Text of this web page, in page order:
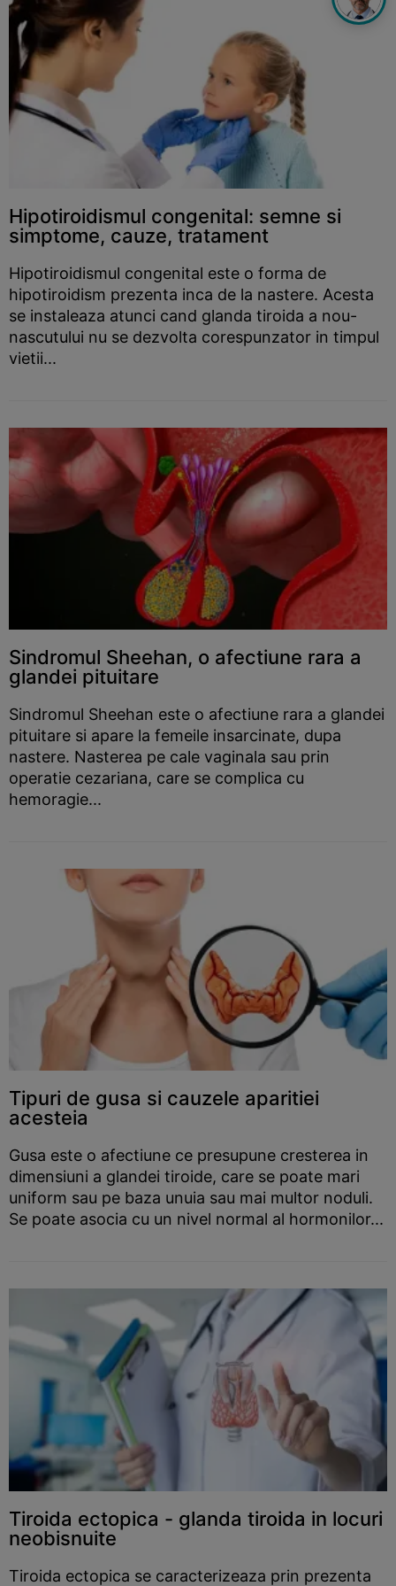
Hipotiroidismul congenital: semne si
simptome, cauze, tratament
Hipotiroidismul congenital este o forma de
hipotiroidism prezenta inca de la nastere. Acesta
se instaleaza atunci cand glanda tiroida a nou-
nascutului nu se dezvolta corespunzator in timpul
vietii...
Sindromul Sheehan, o afectiune rara a
glandei pituitare
Sindromul Sheehan este o afectiune rara a glandei
pituitare si apare la femeile insarcinate, dupa
nastere. Nasterea pe cale vaginala sau prin
operatie cezariana, care se complica cu
hemoragie...
Tipuri de gusa si cauzele aparitiei
acesteia
Gusa este o afectiune ce presupune cresterea in
dimensiuni a glandei tiroide, care se poate mari
uniform sau pe baza unuia sau mai multor noduli.
Se poate asocia cu un nivel normal al hormonilor...
Tiroida ectopica - glanda tiroida in locuri
neobisnuite
Tiroida ectopica se caracterizeaza prin prezenta